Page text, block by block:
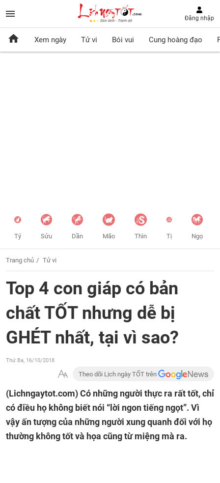
Đăng nhập
Xem ngày Tử vi Bói vui Cung hoàng đạo
Tý Sửu Dần Mão Thìn Tị Ngọ
Trang chủ Tử vi
Top 4 con giáp có bản
chất TỐT nhưng dễ bị
GHÉT nhất, tại vì sao?
Thứ Ba, 16/10/2018
Theo dõi Lịch ngày TỐT trên
(Lichngaytot.com)Có những người thực ra rất tốt, chỉ
có điều họ không biết nói “lời ngon tiếng ngọt”. Vì
vậy ấn tượng của những người xung quanh đối với họ
thường không tốt và họa cũng từ miệng mà ra.